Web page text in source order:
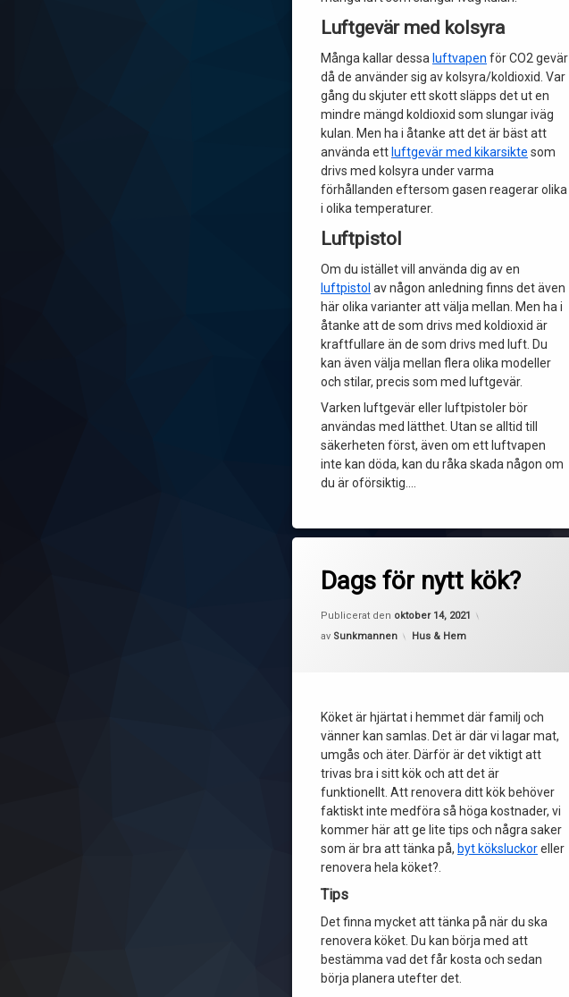
Luftgevär med kolsyra
Många kallar dessa luftvapen för CO2 gevär
då de använder sig av kolsyra/koldioxid. Var
gång du skjuter ett skott släpps det ut en
mindre mängd koldioxid som slungar iväg
kulan. Men ha i åtanke att det är bäst att
använda ett luftgevär med kikarsikte som
drivs med kolsyra under varma
förhållanden eftersom gasen reagerar olika
i olika temperaturer.
Luftpistol
Om du istället vill använda dig av en
luftpistol av någon anledning finns det även
här olika varianter att välja mellan. Men ha i
åtanke att de som drivs med koldioxid är
kraftfullare än de som drivs med luft. Du
kan även välja mellan flera olika modeller
och stilar, precis som med luftgevär.
Varken luftgevär eller luftpistoler bör
användas med lätthet. Utan se alltid till
säkerheten först, även om ett luftvapen
inte kan döda, kan du råka skada någon om
du är oförsiktig.…
Dags för nytt kök?
Publicerat den oktober 14, 2021
av Sunkmannen Kategorier:
Hus & Hem
Köket är hjärtat i hemmet där familj och
vänner kan samlas. Det är där vi lagar mat,
umgås och äter. Därför är det viktigt att
trivas bra i sitt kök och att det är
funktionellt. Att renovera ditt kök behöver
faktiskt inte medföra så höga kostnader, vi
kommer här att ge lite tips och några saker
som är bra att tänka på, byt köksluckoreller
renovera hela köket?.
Tips
Det finna mycket att tänka på när du ska
renovera köket. Du kan börja med att
bestämma vad det får kosta och sedan
börja planera utefter det.